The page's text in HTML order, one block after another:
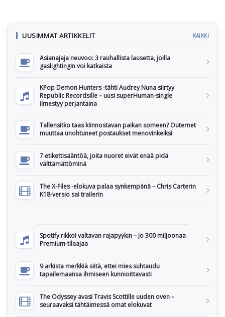
UUSIMMAT ARTIKKELIT KAIKKI
Asianajaja neuvoo: 3 rauhallista lausetta, joilla
gaslightingin voi katkaista
KPop Demon Hunters -tähti Audrey Nuna siirtyy
Republic Recordsille – uusi superHuman-single
ilmestyy perjantaina
Tallensitko taas kiinnostavan paikan someen? Outernet
muuttaa unohtuneet postaukset menovinkeiksi
7 etikettisääntöä, joita nuoret eivät enää pidä
välttämättöminä
The X-Files -elokuva palaa synkempänä – Chris Carterin
K18-versio sai trailerin
Spotify rikkoi valtavan rajapyykin – jo 300 miljoonaa
Premium-tilaajaa
9 arkista merkkiä siitä, ettei mies suhtaudu
tapailemaansa ihmiseen kunnioittavasti
The Odyssey avasi Travis Scottille uuden oven –
seuraavaksi tähtäimessä omat elokuvat